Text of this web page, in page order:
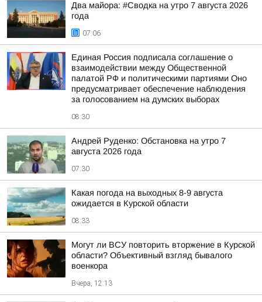
Два майора: #Сводка на утро 7 августа 2026
года
07:06
Единая Россия подписала соглашение о
взаимодействии между Общественной
палатой РФ и политическими партиями Оно
предусматривает обеспечение наблюдения
за голосованием на думских выборах
08:30
Андрей Руденко: Обстановка на утро 7
августа 2026 года
07:30
Какая погода на выходных 8-9 августа
ожидается в Курской области
08:33
Могут ли ВСУ повторить вторжение в Курской
области? Объективный взгляд бывалого
военкора
Вчера, 12:13